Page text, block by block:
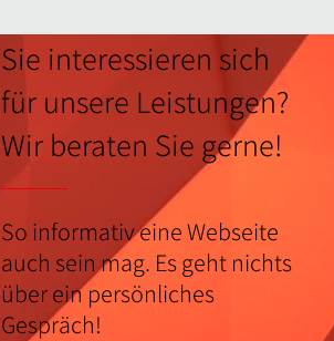
Sie interessieren sich
für unsere Leistungen?
Wir beraten Sie gerne!
So informativ eine Webseite
auch sein mag. Es geht nichts
über ein persönliches
Gespräch!